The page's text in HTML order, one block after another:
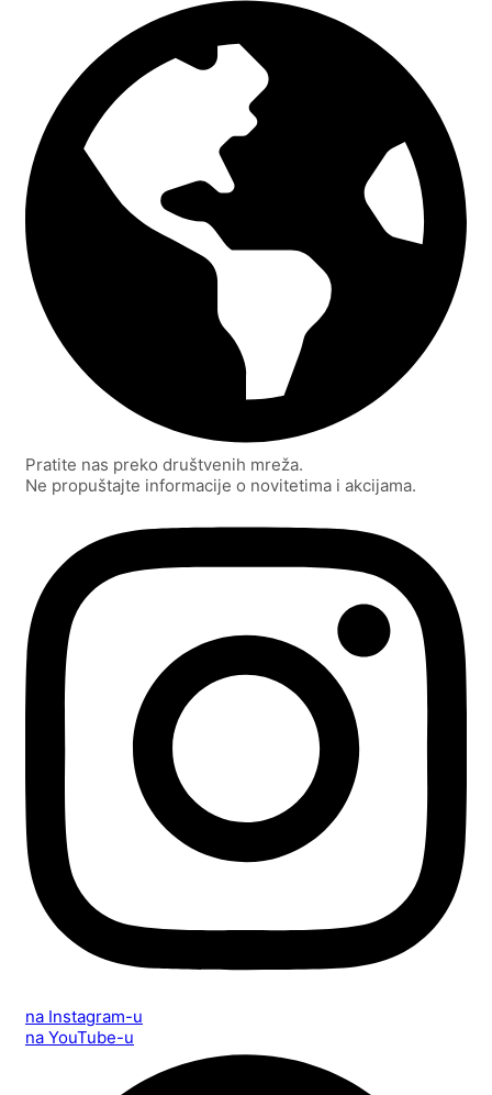
Pratite nas preko društvenih mreža.
Ne propuštajte informacije o novitetima i akcijama.
na Instagram-u
na YouTube-u